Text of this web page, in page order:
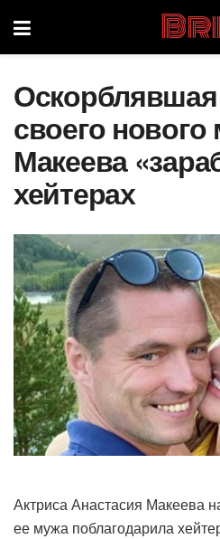
своего
Макеева
хейтерах
Актриса Анастасия Макеева
ее мужа поблагодарила